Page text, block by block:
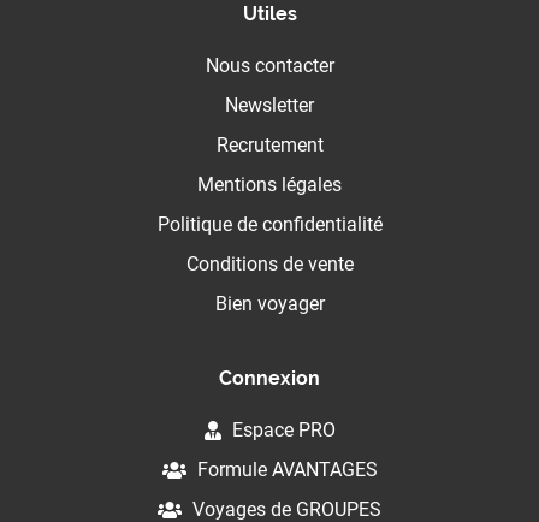
Utiles
Nous contacter
Newsletter
Recrutement
Mentions légales
Politique de confidentialité
Conditions de vente
Bien voyager
Connexion
Espace PRO
Formule AVANTAGES
Voyages de GROUPES